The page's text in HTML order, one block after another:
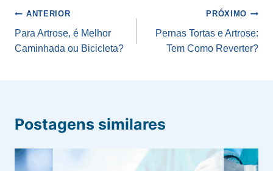
Navegação
de
Post
ANTERIOR
Para Artrose, é Melhor
Caminhada ou Bicicleta?
PRÓXIMO
Pernas Tortas e Artrose:
Tem Como Reverter?
Postagens similares